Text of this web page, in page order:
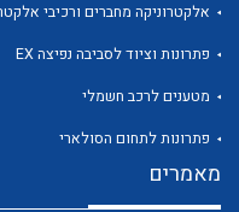
לכל מוצרי היצרן
אלקטרוניקה מחברים ורכיבי
פתרונות וציוד לסביבה נפיצה EX
מטענים לרכב חשמלי
פתרונות לתחום הסולארי
מאמרים